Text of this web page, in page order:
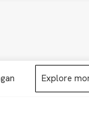
Explore
more